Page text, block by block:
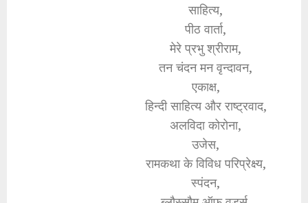
साहित्य,
पीठ वार्ता,
मेरे प्रभु श्रीराम,
तन चंदन मन वृन्दावन,
एकाक्ष,
हिन्दी साहित्य और राष्ट्रवाद,
अलविदा कोरोना,
उजेस,
रामकथा के विविध परिप्रेक्ष्य,
स्पंदन,